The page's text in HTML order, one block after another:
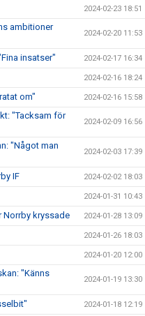
2024-02-23 18:51
ambitioner
2024-02-20 11:53
insatser" 2024-02-17 16:34
2024-02-16 18:24
om" 2024-02-16 15:58
"Tacksam för
2024-02-09 16:56
"Något man
2024-02-03 17:39
IF 2024-02-02 18:03
2024-01-31 10:43
Norrby kryssade 2024-01-28 13:09
2024-01-26 18:03
2024-01-20 12:00
"Känns
2024-01-19 13:30
2024-01-18 12:19